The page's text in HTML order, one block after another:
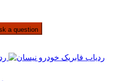
a question